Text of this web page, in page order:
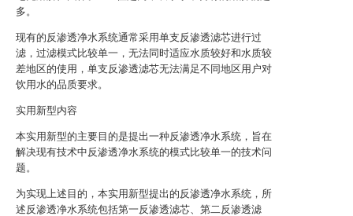
多。
现有的反渗透净水系统通常采用单支反渗透滤芯进行过
滤，过滤模式比较单一，无法同时适应水质较好和水质较
差地区的使用，单支反渗透滤芯无法满足不同地区用户对
饮用水的品质要求。
实用新型内容
本实用新型的主要目的是提出一种反渗透净水系统，旨在
解决现有技术中反渗透净水系统的模式比较单一的技术问
题。
为实现上述目的，本实用新型提出的反渗透净水系统，所
述反渗透净水系统包括第一反渗透滤芯、第二反渗透滤